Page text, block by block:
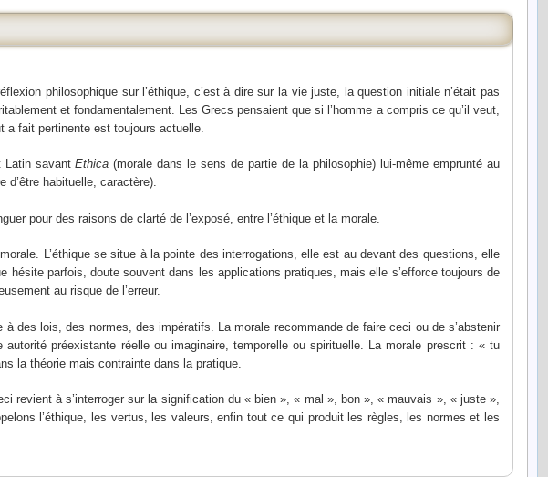
philosophique sur l’éthique, c’est à dire sur la vie juste, la question initiale n’était pas
et fondamentalement. Les Grecs pensaient que si l’homme a compris ce qu’il veut,
a fait pertinente est toujours actuelle.
Latin savantEthica (morale dans le sens de partie de la philosophie) lui-même emprunté au
d’être habituelle, caractère).
pour des raisons de clarté de l’exposé, entre l’éthique et la morale.
L’éthique se situe à la pointe des interrogations, elle est au devant des questions, elle
hésite parfois, doute souvent dans les applications pratiques, mais elle s’efforce toujours de
au risque de l’erreur.
à des lois, des normes, des impératifs. La morale recommande de faire ceci ou de s’abstenir
préexistante réelle ou imaginaire, temporelle ou spirituelle. La morale prescrit : « tu
la théorie mais contrainte dans la pratique.
revient à s’interroger sur la signification du « bien », « mal », bon », « mauvais », « juste »,
l’éthique, les vertus, les valeurs, enfin tout ce qui produit les règles, les normes et les